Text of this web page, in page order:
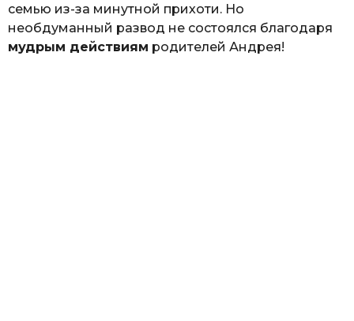
семью из-за минутной прихоти. Но
необдуманный развод не состоялся благодаря
мудрым действиям родителей Андрея!